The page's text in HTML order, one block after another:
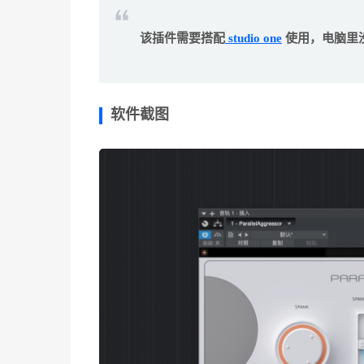
该插件需要搭配 studio one 使用，电脑里
软件截图